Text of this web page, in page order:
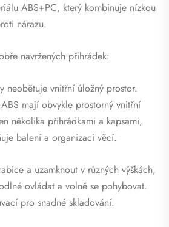
ABS+PC, který kombinuje nízkou
nárazu.
navržených přihrádek:
neobětuje vnitřní úložný prostor.
mají obvykle prostorný vnitřní
několika přihrádkami a kapsami,
balení a organizaci věcí.
a uzamknout v různých výškách,
ovládat a volně se pohybovat.
pro snadné skladování.